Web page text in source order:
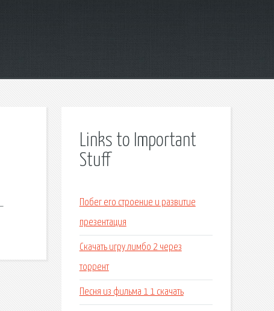
Links to Important
Stuff
Побег его строение и развитие
презентация
Скачать игру лимбо 2 через
торрент
Песня из фильма 1 1 скачать